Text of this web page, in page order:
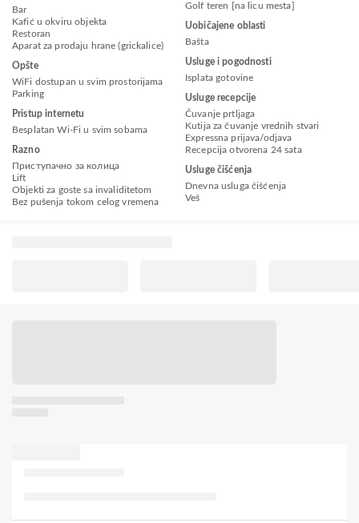
Bar
Kafić u okviru objekta
Restoran
Aparat za prodaju hrane (grickalice)
Opšte
WiFi dostupan u svim prostorijama
Parking
Pristup internetu
Besplatan Wi-Fi u svim sobama
Razno
Приступачно за колица
Lift
Objekti za goste sa invaliditetom
Bez pušenja tokom celog vremena
Golf teren [na licu mesta]
Uobičajene oblasti
Bašta
Usluge i pogodnosti
Isplata gotovine
Usluge recepcije
Čuvanje prtljaga
Kutija za čuvanje vrednih stvari
Expressna prijava/odjava
Recepcija otvorena 24 sata
Usluge čišćenja
Dnevna usluga čišćenja
Veš